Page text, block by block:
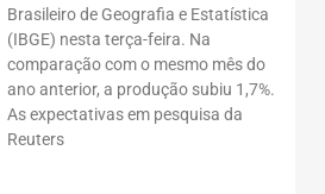
Brasileiro de Geografia e Estatística
(IBGE) nesta terça-feira. Na
comparação com o mesmo mês do
ano anterior, a produção subiu 1,7%.
As expectativas em pesquisa da
Reuters